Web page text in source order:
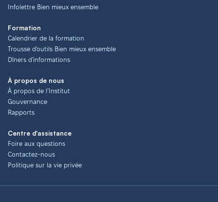
Infolettre Bien mieux ensemble
Formation
Calendrier de la formation
Trousse d'outils Bien mieux ensemble
Dîners d'informations
À propos de nous
À propos de l’Institut
Gouvernance
Rapports
Centre d'assistance
Foire aux questions
Contactez-nous
Politique sur la vie privée